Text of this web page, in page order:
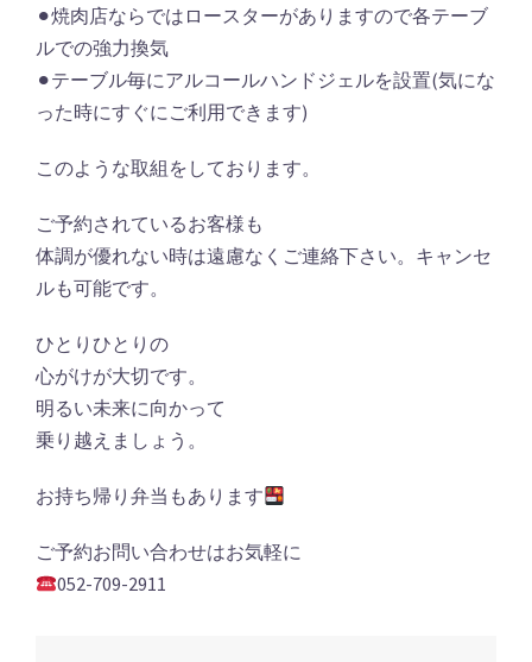
⚫︎焼肉店ならではロースターがありますので各テーブ
ルでの強力換気
⚫︎テーブル毎にアルコールハンドジェルを設置(気にな
った時にすぐにご利用できます)
このような取組をしております。
ご予約されているお客様も
体調が優れない時は遠慮なくご連絡下さい。キャンセ
ルも可能です。
ひとりひとりの
心がけが大切です。
明るい未来に向かって
乗り越えましょう。
お持ち帰り弁当もあります
ご予約お問い合わせはお気軽に
052-709-2911